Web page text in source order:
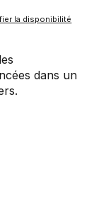
la disponibilité
dans un